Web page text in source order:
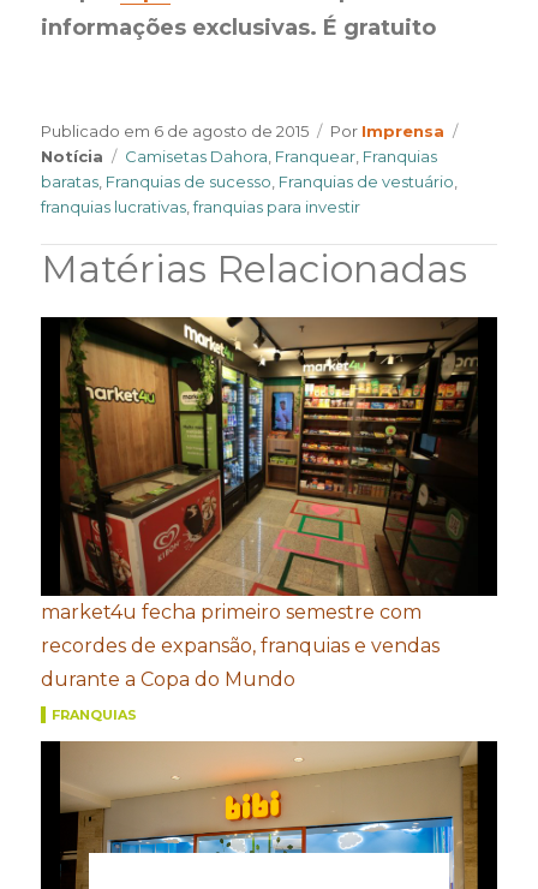
informações exclusivas. É gratuito
Publicado em 6 de agosto de 2015 Por Author
Imprensa
Notícia
Tags
Camisetas Dahora Franquear Franquias
baratas Franquias de sucesso Franquias de vestuário
franquias lucrativas ,franquias para investir
Matérias Relacionadas
market4u fecha primeiro semestre com
recordes de expansão, franquias e vendas
durante a Copa do Mundo
FRANQUIAS